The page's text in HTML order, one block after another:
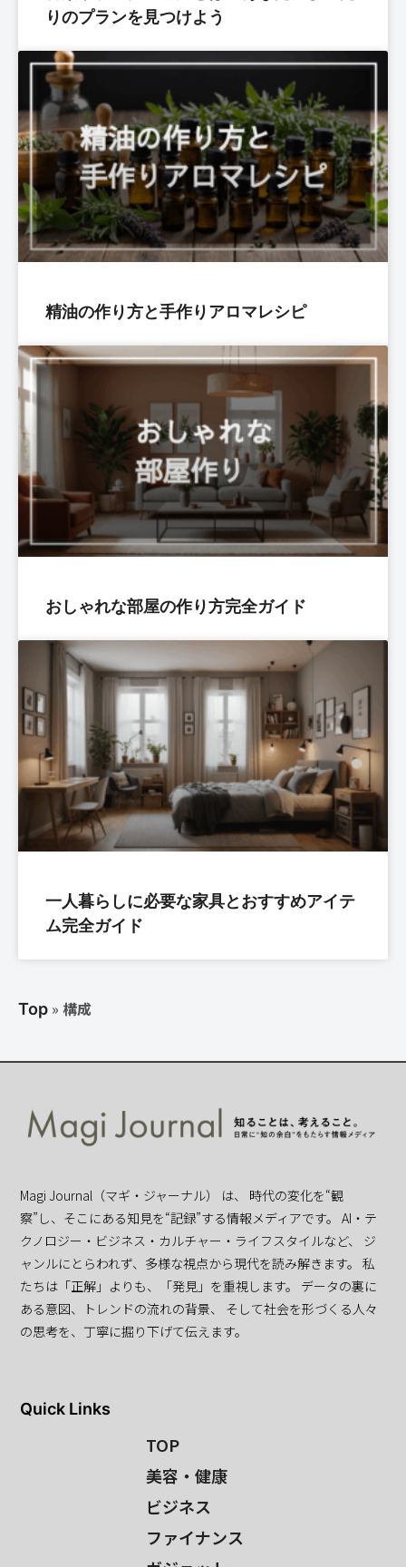
りのプランを見つけよう
精油の作り方と手作りアロマレシピ
おしゃれな部屋の作り方完全ガイド
一人暮らしに必要な家具とおすすめアイテ
ム完全ガイド
Top » 構成
Magi Journal（マギ・ジャーナル） は、 時代の変化を“観
察”し、そこにある知見を“記録”する情報メディアです。 AI・テ
クノロジー・ビジネス・カルチャー・ライフスタイルなど、 ジ
ャンルにとらわれず、多様な視点から現代を読み解きます。 私
たちは「正解」よりも、「発見」を重視します。 データの裏に
ある意図、トレンドの流れの背景、 そして社会を形づくる人々
の思考を、丁寧に掘り下げて伝えます。
Quick Links
TOP
美容・健康
ビジネス
ファイナンス